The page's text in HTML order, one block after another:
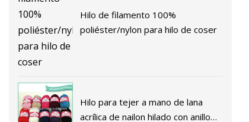
Hilo de filamento 100%
poliéster/nylon para hilo de coser
Hilo para tejer a mano de lana
acrílica de nailon hilado con anillo